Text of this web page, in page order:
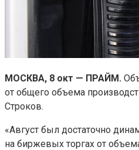
МОСКВА, 8 окт — ПРАЙМ.
от общего объема
Строков.
«Август был достаточно
на биржевых торгах от